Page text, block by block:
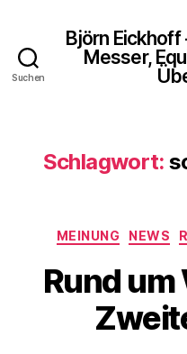
Suchen
Björn Eickhoff
Messer,
Schlagwort:
MEINUNG NEWS
Rund um